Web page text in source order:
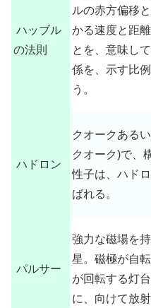
ハッブル
の法則
ルの赤方偏移
かる速度と距
とを、意味し
係を、示す比
う。
ハドロン
クオークある
クオーク)で、
性子は、ハド
ばれる。
パルサー
強力な磁場を
星。磁極が自
が回転する灯
に、向けて放射